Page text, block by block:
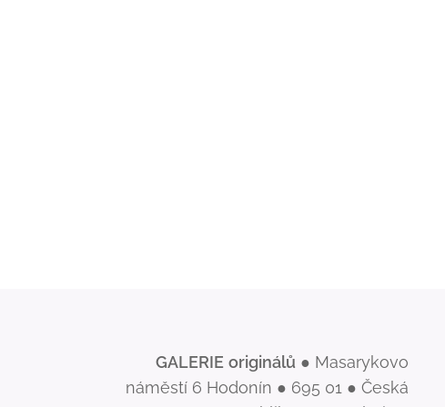
GALERIE originálů ● Masarykovo
náměstí 6 Hodonín ● 695 01 ● Česká